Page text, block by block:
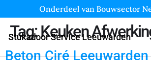
Onderdeel van Bouwsector
Stukadoor Service Leeuwarden
Tag:Keuken
Beton Ciré Leeuwarden